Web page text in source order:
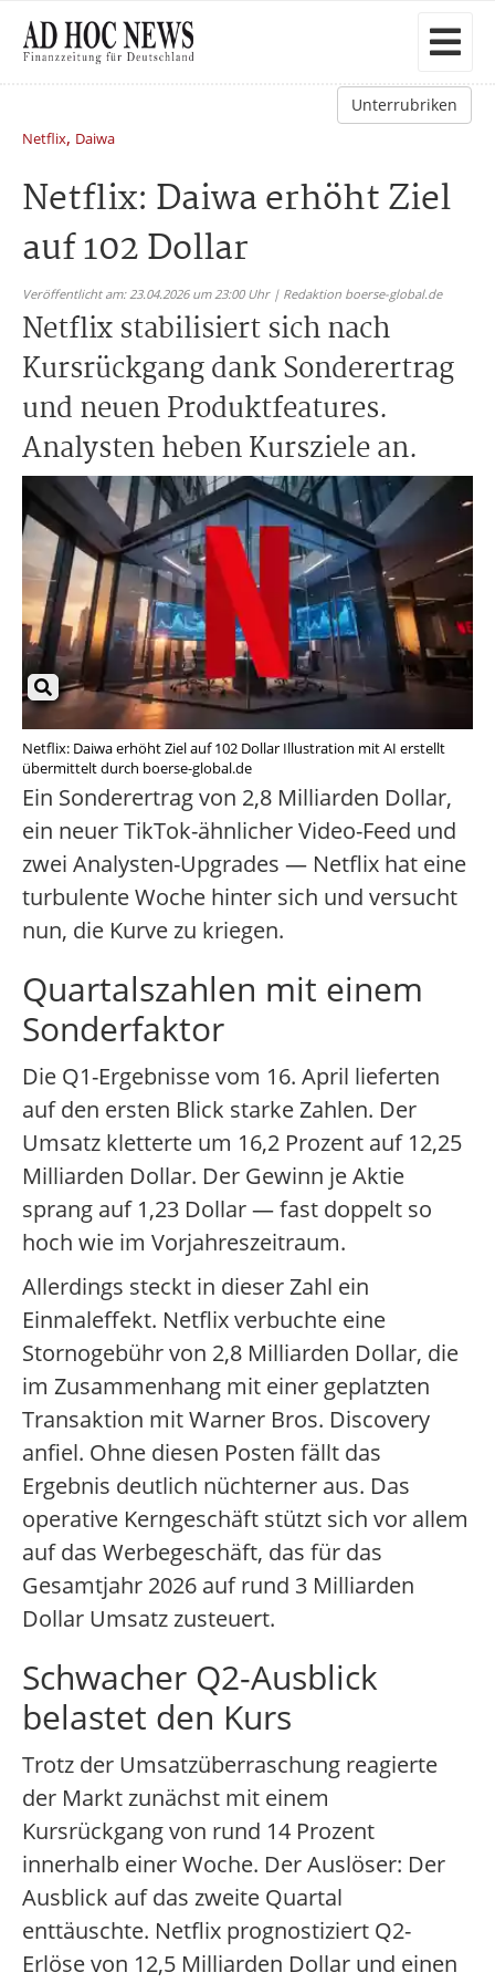
Unterrubriken
Netflix, Daiwa
Netflix: Daiwa erhöht Ziel
auf 102 Dollar
Veröffentlicht am: 23.04.2026 um 23:00 Uhr | Redaktion boerse-global.de
Netflix stabilisiert sich nach
Kursrückgang dank Sonderertrag
und neuen Produktfeatures.
Analysten heben Kursziele an.
Netflix: Daiwa erhöht Ziel auf 102 Dollar Illustration mit AI erstellt
übermittelt durch boerse-global.de
Ein Sonderertrag von 2,8 Milliarden Dollar,
ein neuer TikTok-ähnlicher Video-Feed und
zwei Analysten-Upgrades — Netflix hat eine
turbulente Woche hinter sich und versucht
nun, die Kurve zu kriegen.
Quartalszahlen mit einem
Sonderfaktor
Die Q1-Ergebnisse vom 16. April lieferten
auf den ersten Blick starke Zahlen. Der
Umsatz kletterte um 16,2 Prozent auf 12,25
Milliarden Dollar. Der Gewinn je Aktie
sprang auf 1,23 Dollar — fast doppelt so
hoch wie im Vorjahreszeitraum.
Allerdings steckt in dieser Zahl ein
Einmaleffekt. Netflix verbuchte eine
Stornogebühr von 2,8 Milliarden Dollar, die
im Zusammenhang mit einer geplatzten
Transaktion mit Warner Bros. Discovery
anfiel. Ohne diesen Posten fällt das
Ergebnis deutlich nüchterner aus. Das
operative Kerngeschäft stützt sich vor allem
auf das Werbegeschäft, das für das
Gesamtjahr 2026 auf rund 3 Milliarden
Dollar Umsatz zusteuert.
Schwacher Q2-Ausblick
belastet den Kurs
Trotz der Umsatzüberraschung reagierte
der Markt zunächst mit einem
Kursrückgang von rund 14 Prozent
innerhalb einer Woche. Der Auslöser: Der
Ausblick auf das zweite Quartal
enttäuschte. Netflix prognostiziert Q2-
Erlöse von 12,5 Milliarden Dollar und einen